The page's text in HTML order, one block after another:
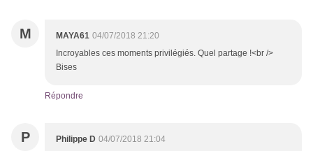
M MAYA61 04/07/2018 21:20
Incroyables ces moments privilégiés. Quel partage !<br />
Bises
Répondre
P Philippe D 04/07/2018 21:04